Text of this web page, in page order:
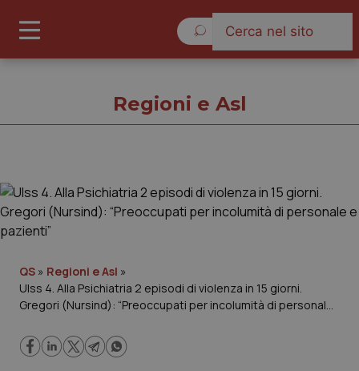
Cronache
Governo e Parlamento
Regioni e Asl
Lavoro e Professioni
Regioni e Asl
QS » Regioni e Asl »
Ulss 4. Alla Psichiatria 2 episodi di violenza in 15 giorni.
Gregori (Nursind): “Preoccupati per incolumità di personale